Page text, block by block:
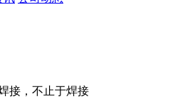
接，不止于焊接